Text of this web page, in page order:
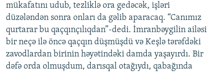
mükafatını udub, tezliklə ora gedəcək, işləri
düzələndən sonra onları da gəlib aparacaq. “Canımız
qurtarar bu qaçqınçılıqdan”-dedi. İmranbəygilin ailəsi
bir neçə ilə öncə qaçqın düşmüşdü və Keşlə tərəfdəki
zavodlardan birinin həyətindəki damda yaşayırdı. Bir
dəfə orda olmuşdum, darısqal otağıydı, qabağında